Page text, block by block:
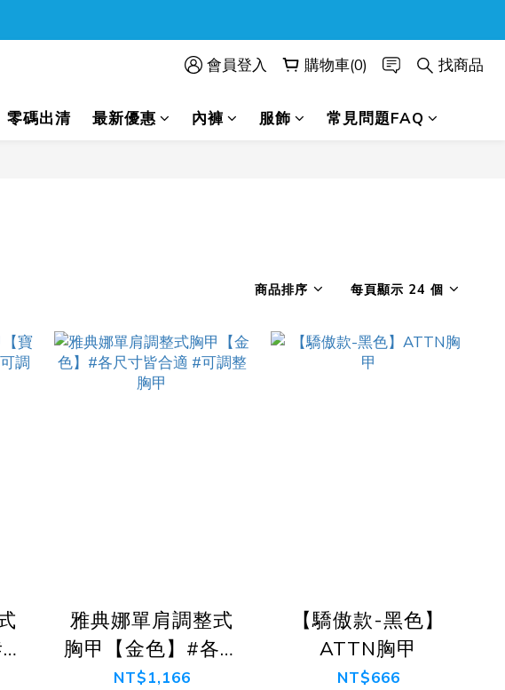
會員登入 購物車(0) 找商品
零碼出清 最新優惠 內褲 服飾 常見問題FAQ
商品排序 每頁顯示 24 個
雅典娜單肩調整式
胸甲【金色】#各尺
寸皆合適 #可調整
NT$1,166
【驕傲款-黑色】
ATTN胸甲
NT$666